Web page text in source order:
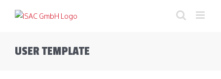
Inhalt
USER TEMPLATE